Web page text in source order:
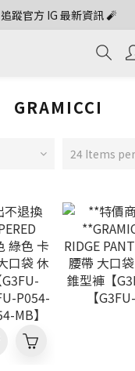
追蹤官方 IG 最新資訊 🧨
GRAMICCI
24 Items